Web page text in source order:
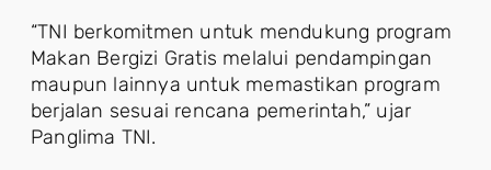
“TNI berkomitmen untuk mendukung program
Makan Bergizi Gratis melalui pendampingan
maupun lainnya untuk memastikan program
berjalan sesuai rencana pemerintah,” ujar
Panglima TNI.